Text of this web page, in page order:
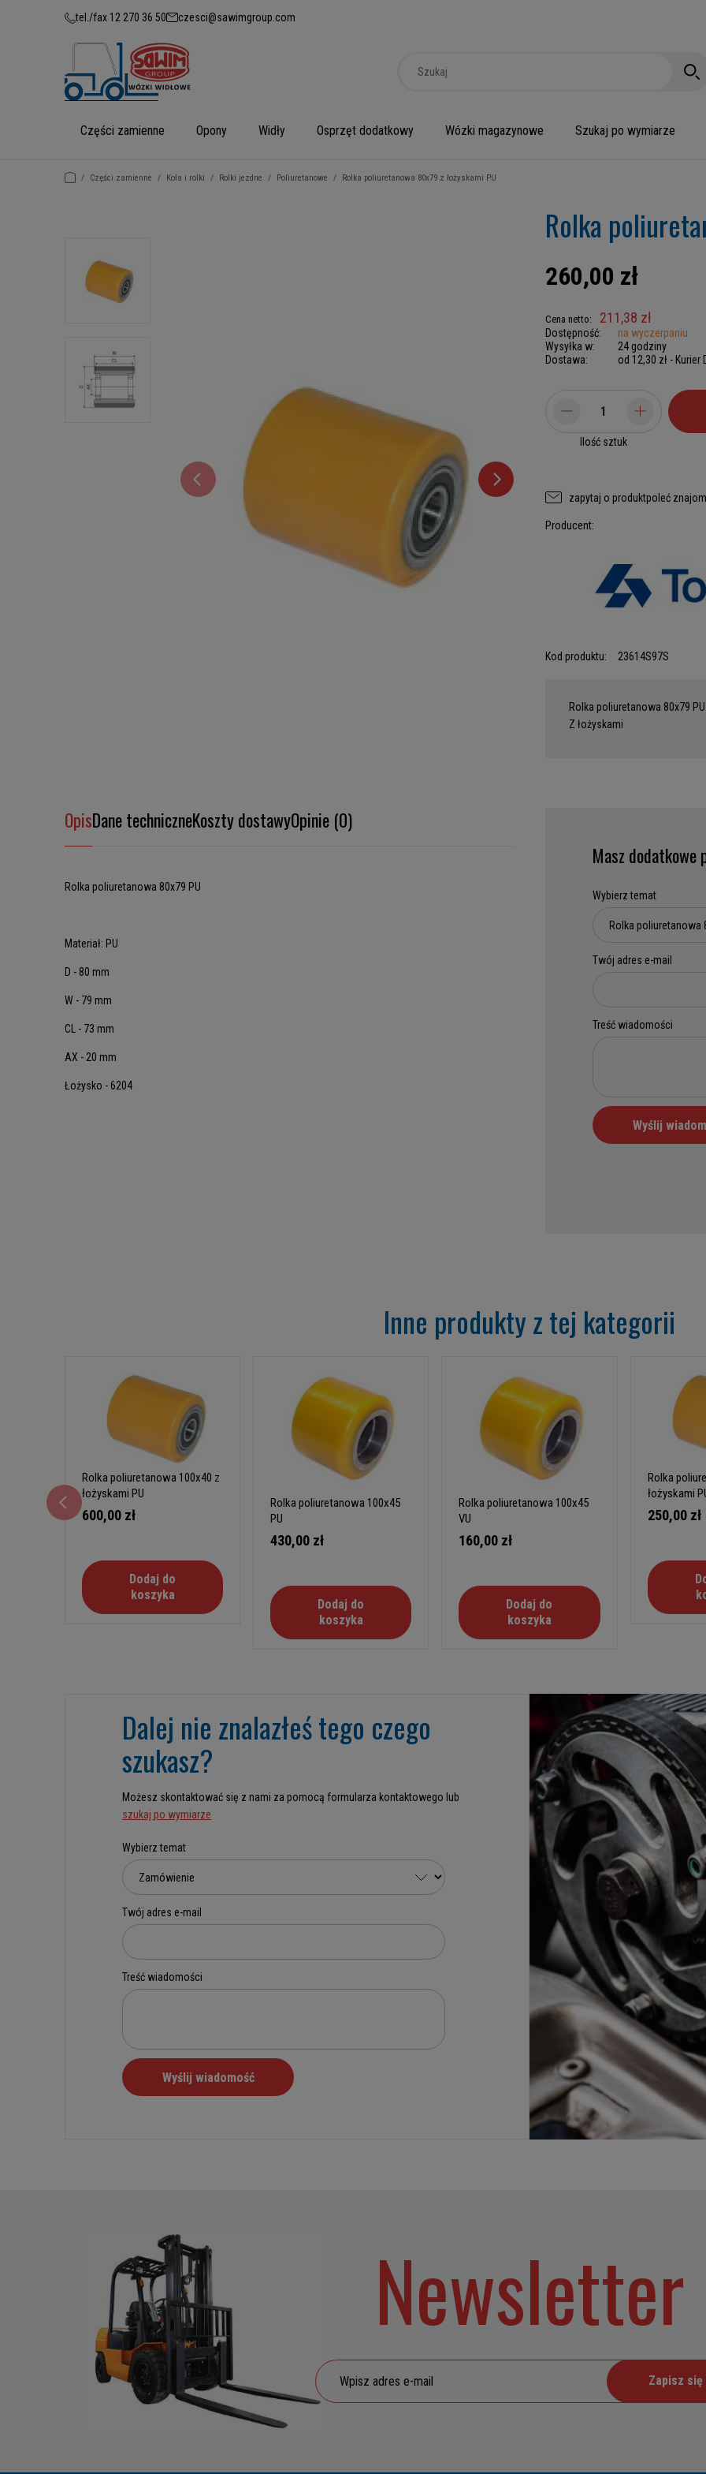
tel./fax 12 270 36 50 czesci@sawimgroup.com
Części zamienne Opony Widły Osprzęt dodatkowy Wózki magazynowe Szukaj po wymiarze
/ Części zamienne / Koła i rolki / Rolki jezdne / Poliuretanowe / Rolka poliuretanowa 80x79 z łożyskami PU
Rolka
260,00 zł
Cena netto: 211,38 zł
Dostępność:
na wyczerpaniu
Wysyłka w:
24 godziny
Dostawa:
od 12,30 zł - Kurier
Ilość sztuk
zapytaj o produktpoleć
Producent:
Kod produktu: 23614S97S
Rolka poliuretanowa 80x79 PU
Z łożyskami
OpisDane techniczneKoszty dostawyOpinie (0)
Rolka poliuretanowa 80x79 PU
Materiał: PU
D - 80 mm
W - 79 mm
CL - 73 mm
AX - 20 mm
Łożysko - 6204
Masz dodatkowe
Inne produkty z tej kategorii
Rolka poliuretanowa 100x40 z
łożyskami PU
600,00 zł
Dodaj do
koszyka
Rolka poliuretanowa 100x45
PU
430,00 zł
Dodaj do
koszyka
Rolka poliuretanowa 100x45
VU
160,00 zł
Dodaj do
koszyka
Rolka
łożyskami
250,00 zł
Dalej nie znalazłeś tego czego
szukasz?
Możesz skontaktować się z nami za pomocą formularza kontaktowego lub
szukaj po wymiarze
Newsletter
Zapisz się